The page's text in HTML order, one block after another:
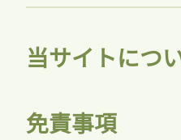
当サイトにつ
免責事項